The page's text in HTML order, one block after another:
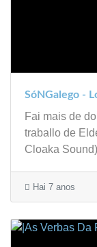
SóNGalego -
Fai mais de
traballo de
Cloaka
Hai 7 anos